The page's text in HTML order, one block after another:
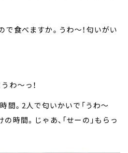
で食べますか。うわ～！匂いがい
わ～っ！
時間。2人で匂いかいで「うわ～
の時間。じゃあ、「せーの」もらっ